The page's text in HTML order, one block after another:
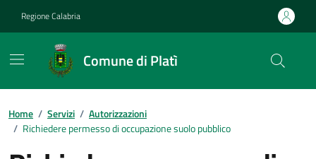
Regione Calabria
Comune di Platì
Home / Servizi / Autorizzazioni
/ Richiedere permesso di occupazione suolo pubblico